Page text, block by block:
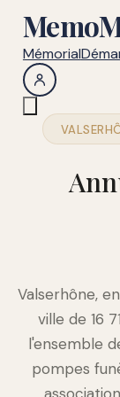
Mémorial
Valserhône,
ville de 16
l'ensemble
pompes